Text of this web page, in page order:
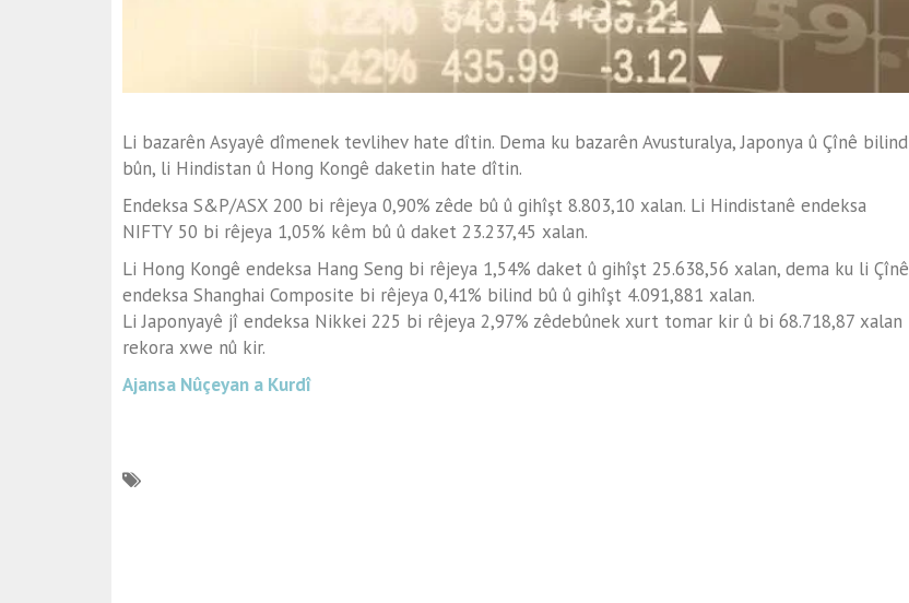
Li bazarên Asyayê dîmenek tevlihev hate dîtin. Dema ku bazarên Avusturalya, Japonya û Çînê bilind
bûn, li Hindistan û Hong Kongê daketin hate dîtin.
Endeksa S&P/ASX 200 bi rêjeya 0,90% zêde bû û gihîşt 8.803,10 xalan. Li Hindistanê endeksa
NIFTY 50 bi rêjeya 1,05% kêm bû û daket 23.237,45 xalan.
Li Hong Kongê endeksa Hang Seng bi rêjeya 1,54% daket û gihîşt 25.638,56 xalan, dema ku li Çînê
endeksa Shanghai Composite bi rêjeya 0,41% bilind bû û gihîşt 4.091,881 xalan.
Li Japonyayê jî endeksa Nikkei 225 bi rêjeya 2,97% zêdebûnek xurt tomar kir û bi 68.718,87 xalan
rekora xwe nû kir.
Ajansa Nûçeyan a Kurdî